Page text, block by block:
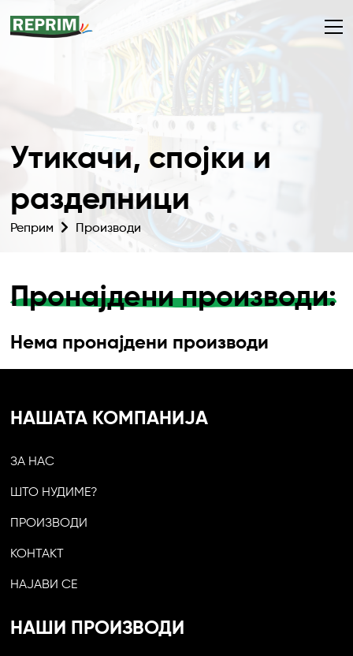
Утикачи, спојки и
разделници
Реприм Производи
Пронајдени производи:
Нема пронајдени производи
НАШАТА КОМПАНИЈА
ЗА НАС
ШТО НУДИМЕ?
ПРОИЗВОДИ
КОНТАКТ
НАЈАВИ СЕ
НАШИ ПРОИЗВОДИ